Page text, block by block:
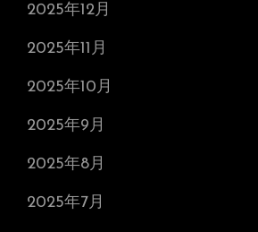
2025年12月
2025年11月
2025年10月
2025年9月
2025年8月
2025年7月